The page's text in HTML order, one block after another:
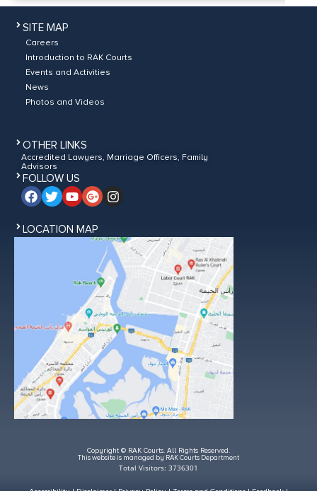
SITE MAP
Careers
Introduction to RAK Courts
Events and Activities
News
Photos and Videos
OTHER LINKS
Accredited Lawyers, Marriage Officers, Family
Advisors
FOLLOW US
LOCATION MAP
Copyright © RAK Courts. All Rights Reserved.
This website is managed by RAK Courts Department
Total Visitors: 3736301